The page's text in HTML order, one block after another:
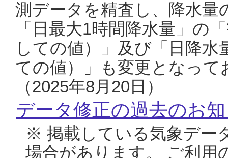
測データを精査し、降水
「日最大1時間降水量」の
しての値）」及び「日降
ての値）」も変更となっ
（2025年8月20日）
データ修正の過去のお
※ 掲載している気象デー
場合があります。 ご利用